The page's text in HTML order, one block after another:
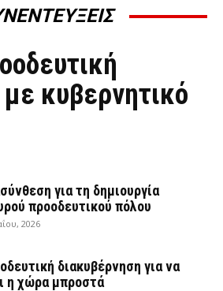
κυβερνητικό
για τη δημιουργία
προοδευτικού πόλου
2026
διακυβέρνηση για να
η χώρα μπροστά